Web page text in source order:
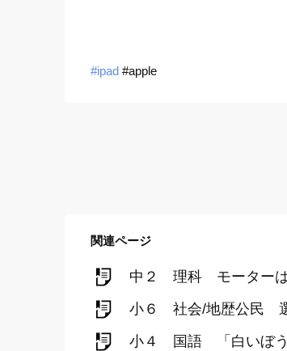
#ipad #apple
関連ページ
中２ 理科 モーターは
小６ 社会/地歴公民 選
小４ 国語 「白いぼう